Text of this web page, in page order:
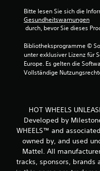
Bitte lesen Sie sich die
Gesundheitswarnungen
durch, bevor Sie dieses
Bibliotheksprogramme ©
unter exklusiver Lizenz für
Europe. Es gelten die
Vollständige
HOT WHEELS
Developed by
WHEELS™ and
owned by, and used
Mattel. All
tracks, sponsors, brands